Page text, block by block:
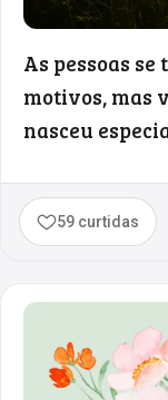
As pessoas
motivos, mas
nasceu
59 curtidas